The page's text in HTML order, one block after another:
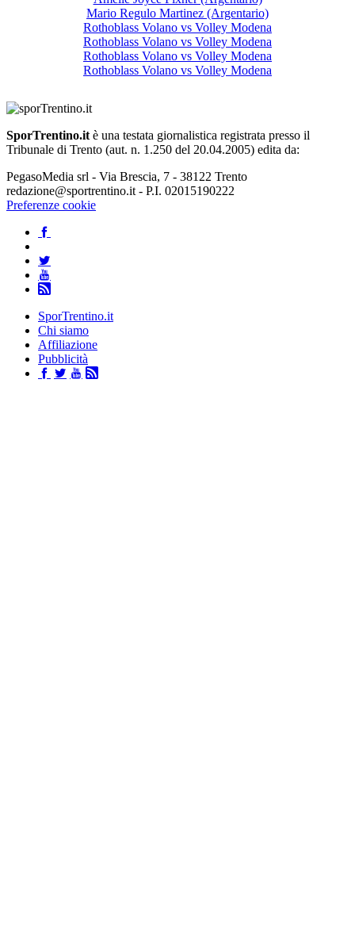
Mario Regulo Martinez (Argentario)
Rothoblass Volano vs Volley Modena
Rothoblass Volano vs Volley Modena
Rothoblass Volano vs Volley Modena
Rothoblass Volano vs Volley Modena
SporTrentino.it è una testata giornalistica registrata presso il
Tribunale di Trento (aut. n. 1.250 del 20.04.2005) edita da:
PegasoMedia srl - Via Brescia, 7 - 38122 Trento
redazione@sportrentino.it - P.I. 02015190222
Preferenze cookie
SporTrentino.it
Chi siamo
Affiliazione
Pubblicità